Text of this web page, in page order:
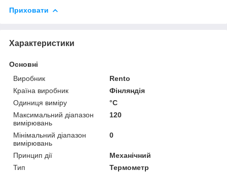
Приховати
Характеристики
Основні
Виробник
Rento
Країна виробник
Фінляндія
Одиниця виміру
°С
Максимальний діапазон
вимірювань
120
Мінімальний діапазон
вимірювань
0
Принцип дії
Механічний
Тип
Термометр